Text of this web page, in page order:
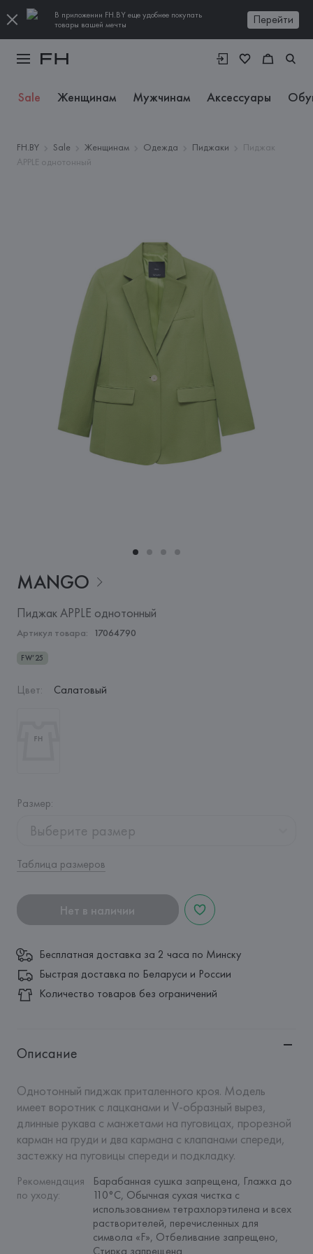
В приложении FH.BY еще удобнее покупать
товары вашей мечты
Перейти
Sale Женщинам Мужчинам Аксессуары
FH.BY Sale Женщинам Одежда Пиджаки
Пиджак
APPLE однотонный
MANGO
Пиджак APPLE однотонный
Артикул товара: 17064790
FW’25
Цвет: Салатовый
Размер:
Выберите размер
Таблица размеров
Нет в наличии
Бесплатная доставка за 2 часа по Минску
Быстрая доставка по Беларуси и России
Количество товаров без ограничений
Описание
Однотонный пиджак приталенного кроя. Модель
имеет воротник с лацканами и V-образный вырез,
длинные рукава с манжетами на пуговицах, прорезной
карман на груди и два кармана с клапанами спереди,
застежку на пуговицы спереди и подкладку.
Рекомендация
по уходу:
Барабанная сушка запрещена, Глажка до
110°C, Обычная сухая чистка с
использованием тетрахлорэтилена и всех
растворителей, перечисленных для
символа «F», Отбеливание запрещено,
Стирка запрещена